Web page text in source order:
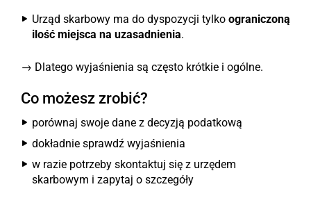
Urząd skarbowy ma do dyspozycji tylko ograniczoną
ilość miejsca na uzasadnienia.
→ Dlatego wyjaśnienia są często krótkie i ogólne.
Co możesz zrobić?
porównaj swoje dane z decyzją podatkową
dokładnie sprawdź wyjaśnienia
w razie potrzeby skontaktuj się z urzędem
skarbowym i zapytaj o szczegóły